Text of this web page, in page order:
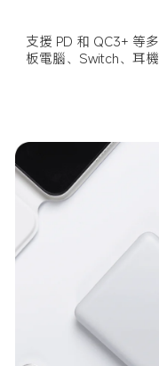
支援 PD 和 QC3+ 等
板電腦、Switch、耳